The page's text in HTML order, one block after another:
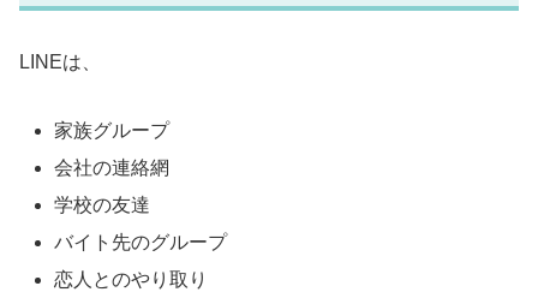
LINEは、
家族グループ
会社の連絡網
学校の友達
バイト先のグループ
恋人とのやり取り